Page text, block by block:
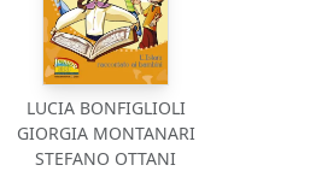
LUCIA BONFIGLIOLI
GIORGIA MONTANARI
STEFANO OTTANI